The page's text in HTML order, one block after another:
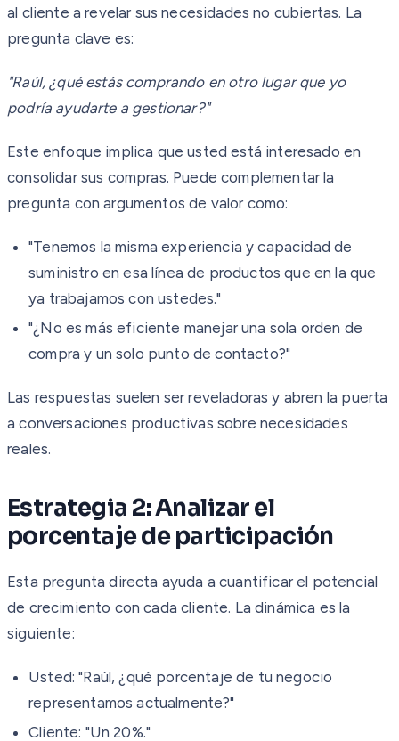
al cliente a revelar sus necesidades no cubiertas. La
pregunta clave es:
"Raúl, ¿qué estás comprando en otro lugar que yo
podría ayudarte a gestionar?"
Este enfoque implica que usted está interesado en
consolidar sus compras. Puede complementar la
pregunta con argumentos de valor como:
"Tenemos la misma experiencia y capacidad de
suministro en esa línea de productos que en la que
ya trabajamos con ustedes."
"¿No es más eficiente manejar una sola orden de
compra y un solo punto de contacto?"
Las respuestas suelen ser reveladoras y abren la puerta
a conversaciones productivas sobre necesidades
reales.
Estrategia 2: Analizar el
porcentaje de participación
Esta pregunta directa ayuda a cuantificar el potencial
de crecimiento con cada cliente. La dinámica es la
siguiente:
Usted: "Raúl, ¿qué porcentaje de tu negocio
representamos actualmente?"
Cliente: "Un 20%."